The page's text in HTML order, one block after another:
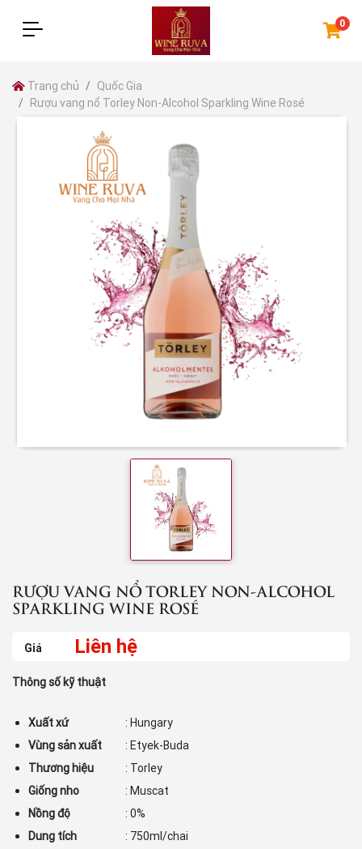
0
Trang chủ
Quốc Gia
Rượu vang nổ Torley Non-Alcohol Sparkling Wine Rosé
RƯỢU VANG NỔ TORLEY NON-ALCOHOL
SPARKLING WINE ROSÉ
Giá Liên hệ
Thông số kỹ thuật
Xuất xứ
: Hungary
Vùng sản xuất
: Etyek-Buda
Thương hiệu
: Torley
Giống nho
: Muscat
Nồng độ
: 0%
Dung tích
: 750ml/chai